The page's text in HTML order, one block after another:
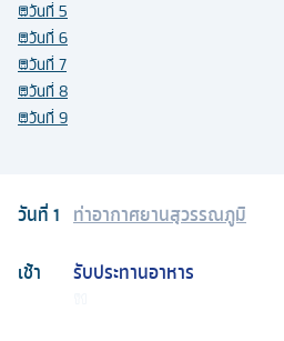
วันที่1 ท่าอากาศยานสุวรรณภูมิ
เช้า
รับประทานอาหาร
วันที่ 5
วันที่ 6
วันที่ 7
วันที่ 8
วันที่ 9